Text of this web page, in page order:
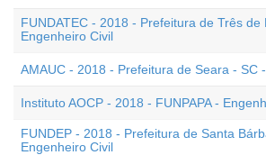
FUNDATEC - 2018 - Prefeitura de Três de
Engenheiro Civil
AMAUC - 2018 - Prefeitura de Seara - SC
Instituto AOCP - 2018 - FUNPAPA -
FUNDEP - 2018 - Prefeitura de Santa
Engenheiro Civil